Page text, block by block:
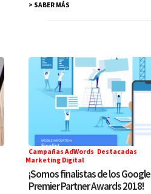
> SABER MÁS
Campañas AdWords Destacadas
Marketing Digital
¡Somos finalistas de los Google
Premier Partner Awards 2018!